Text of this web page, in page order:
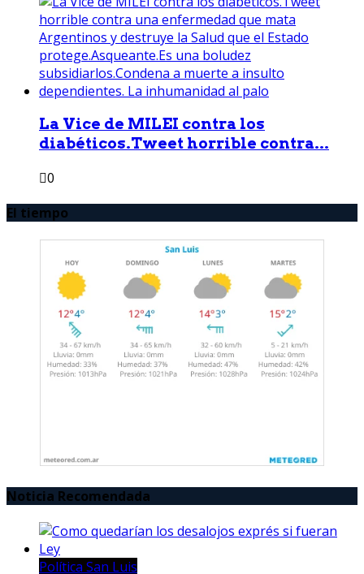
La Vice de MILEI contra los
diabéticos.Tweet horrible contra...
0
El tiempo
Noticia Recomendada
Política San Luis